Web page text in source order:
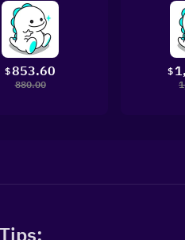
$853.60
880.00
$